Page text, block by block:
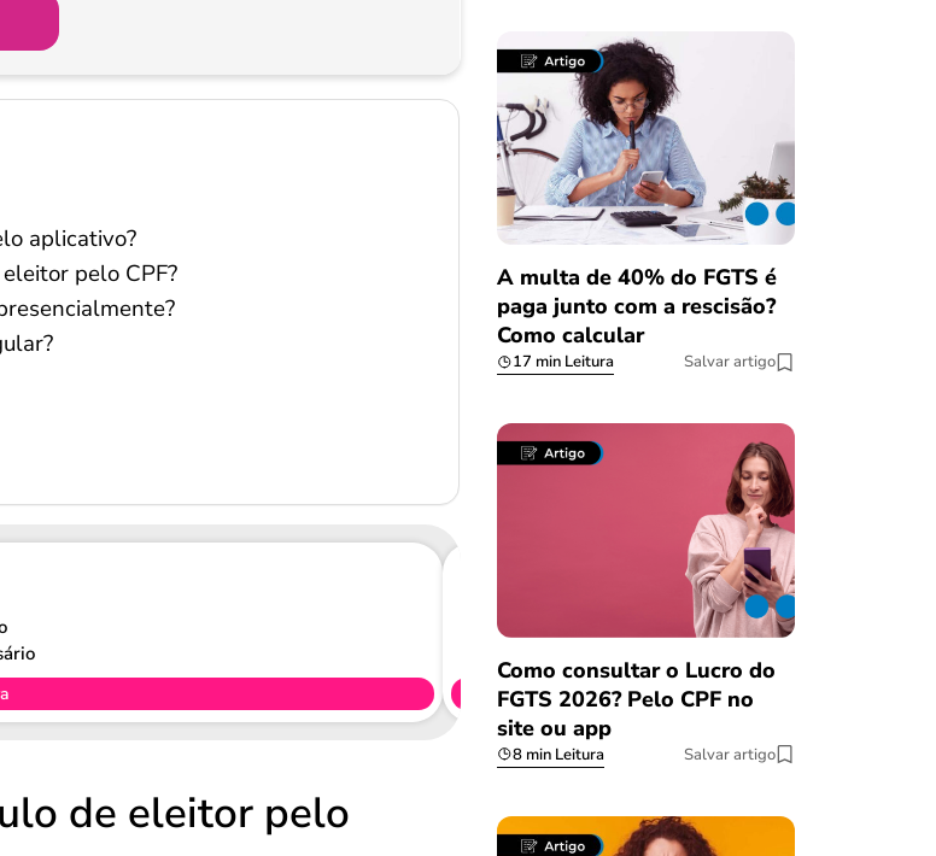
aplicativo?
pelo CPF?
de eleitor pelo
A multa de 40% do FGTS é
paga junto com a rescisão?
Como calcular
17 min Leitura Salvar artigo
Como consultar o Lucro do
FGTS 2026? Pelo CPF no
site ou app
8 min Leitura Salvar artigo